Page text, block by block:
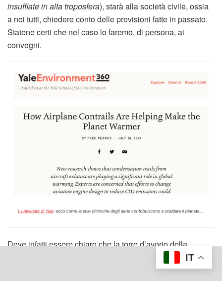
insufflate in alta troposfera), starà alla società civile, ossia
a noi tutti, chiedere conto delle previsioni fatte in passato.
Statene certi che nel caso lo faremo, di persona, ai
convegni.
Deve infatti essere chiaro che la torre d’avorio della
, ossia bisogna
provare le tesi fino ad oltre ogni ragionevole dubbio,
IT